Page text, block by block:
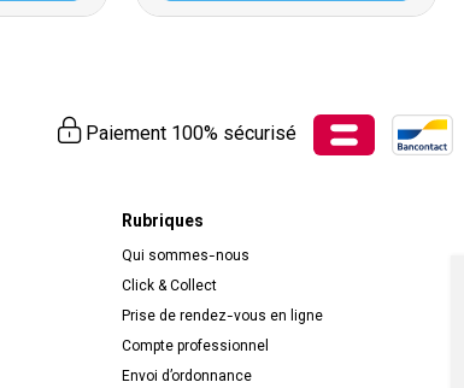
Paiement 100% sécurisé
Rubriques
Qui sommes-nous
Click & Collect
Prise de rendez-vous en ligne
Compte professionnel
Envoi d’ordonnance